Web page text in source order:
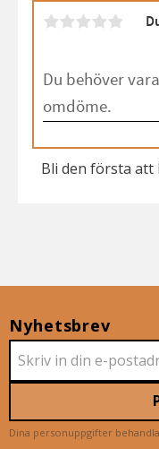
Bli den första att
Nyhetsbrev
Dina personuppgifter